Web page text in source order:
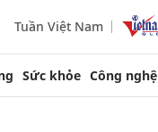
Tuần Việt Nam
Sức khỏe Công nghệ